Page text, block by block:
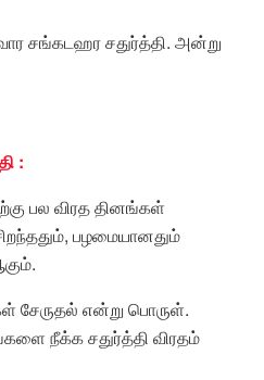
சங்கடஹர சதுர்த்தி. அன்று
:
பல விரத தினங்கள்
பழமையானதும்
சேருதல் என்று பொருள்.
நீக்க சதுர்த்தி விரதம்